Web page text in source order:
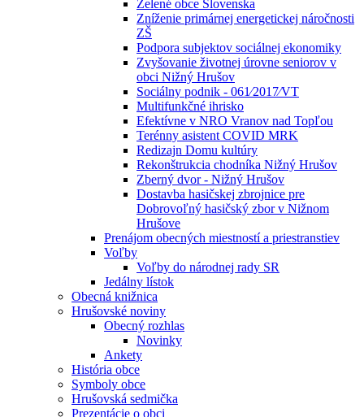
Zelené obce Slovenska
Zníženie primárnej energetickej náročnosti
ZŠ
Podpora subjektov sociálnej ekonomiky
Zvyšovanie životnej úrovne seniorov v
obci Nižný Hrušov
Sociálny podnik - 061⁄2017⁄VT
Multifunkčné ihrisko
Efektívne v NRO Vranov nad Topľou
Terénny asistent COVID MRK
Redizajn Domu kultúry
Rekonštrukcia chodníka Nižný Hrušov
Zberný dvor - Nižný Hrušov
Dostavba hasičskej zbrojnice pre
Dobrovoľný hasičský zbor v Nižnom
Hrušove
Prenájom obecných miestností a priestranstiev
Voľby
Voľby do národnej rady SR
Jedálny lístok
Obecná knižnica
Hrušovské noviny
Obecný rozhlas
Novinky
Ankety
História obce
Symboly obce
Hrušovská sedmička
Prezentácie o obci